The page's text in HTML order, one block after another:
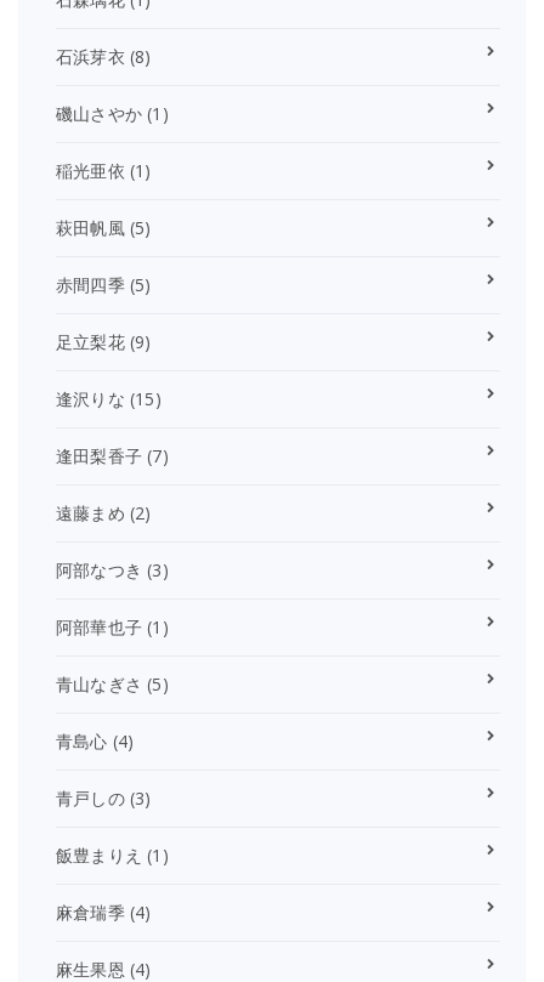
石浜芽衣 (8)
磯山さやか (1)
稲光亜依 (1)
萩田帆風(5)
赤間四季(5)
足立梨花(9)
逢沢りな (15)
逢田梨香子 (7)
遠藤まめ (2)
阿部なつき (3)
阿部華也子 (1)
青山なぎさ (5)
青島心 (4)
青戸しの(3)
飯豊まりえ (1)
麻倉瑞季(4)
麻生果恩 (4)